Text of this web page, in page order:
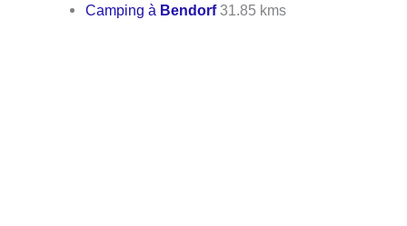
Camping à Bendorf31.85 kms